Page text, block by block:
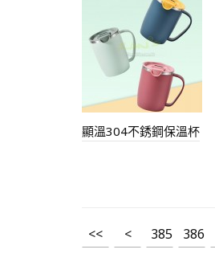
顯溫304不銹鋼保溫杯
<< < 385 386